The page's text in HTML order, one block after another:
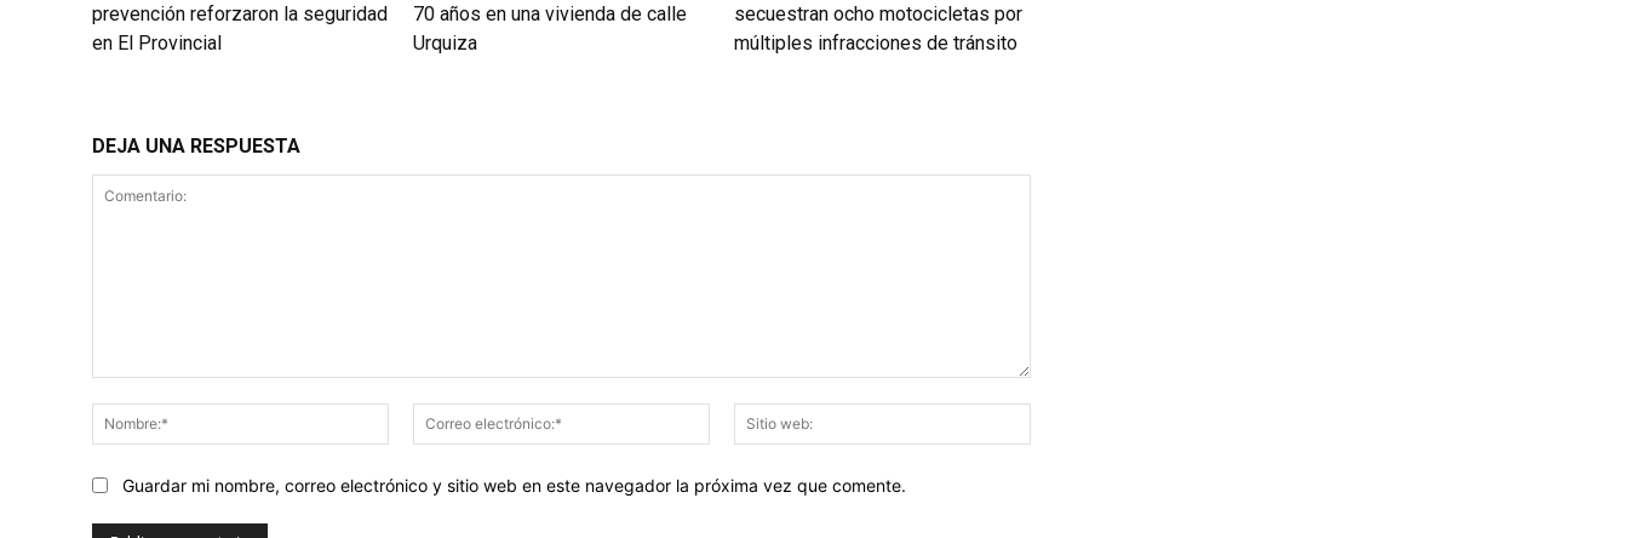
prevención reforzaron la seguridad
en El Provincial
70 años en una vivienda de calle
Urquiza
secuestran ocho motocicletas por
múltiples infracciones de tránsito
DEJA UNA RESPUESTA
Nombre:*
Correo
electrónico:*
web:
Guardar mi nombre, correo electrónico y sitio web en este navegador la próxima vez que comente.